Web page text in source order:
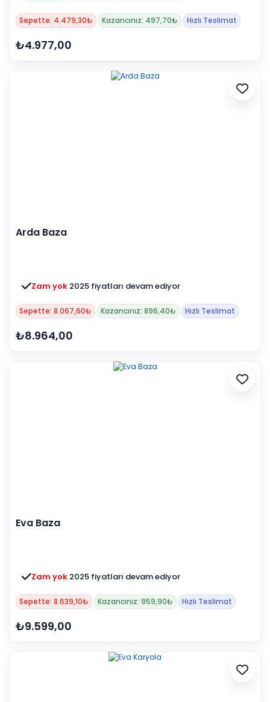
Sepette: 4.479,30₺ Kazancınız: 497,70₺ Hızlı Teslimat
₺4.977,00
Arda Baza
Zam yok 2025 fiyatları devam ediyor
Sepette: 8.067,60₺ Kazancınız: 896,40₺ Hızlı Teslimat
₺8.964,00
Eva Baza
Zam yok 2025 fiyatları devam ediyor
Sepette: 8.639,10₺ Kazancınız: 959,90₺ Hızlı Teslimat
₺9.599,00